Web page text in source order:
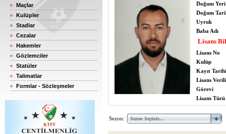
Maçlar
Kulüpler
Stadlar
Cezalar
Hakemler
Gözlemciler
Statüler
Talimatlar
Formlar - Sözleşmeler
Doğum Yeri
Doğum
Uyruk
Baba Adı
Lisans
Lisans No
Kulüp
Kayıt Tarihi
Lisans
Görevi
Lisans Türü
Sezon: